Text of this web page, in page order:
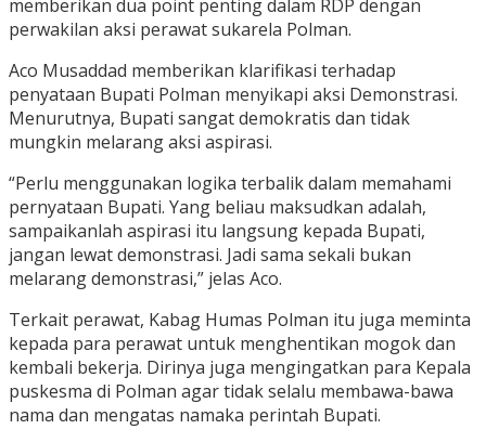
memberikan dua point penting dalam RDP dengan
perwakilan aksi perawat sukarela Polman.
Aco Musaddad memberikan klarifikasi terhadap
penyataan Bupati Polman menyikapi aksi Demonstrasi.
Menurutnya, Bupati sangat demokratis dan tidak
mungkin melarang aksi aspirasi.
“Perlu menggunakan logika terbalik dalam memahami
pernyataan Bupati. Yang beliau maksudkan adalah,
sampaikanlah aspirasi itu langsung kepada Bupati,
jangan lewat demonstrasi. Jadi sama sekali bukan
melarang demonstrasi,” jelas Aco.
Terkait perawat, Kabag Humas Polman itu juga meminta
kepada para perawat untuk menghentikan mogok dan
kembali bekerja. Dirinya juga mengingatkan para Kepala
puskesma di Polman agar tidak selalu membawa-bawa
nama dan mengatas namaka perintah Bupati.